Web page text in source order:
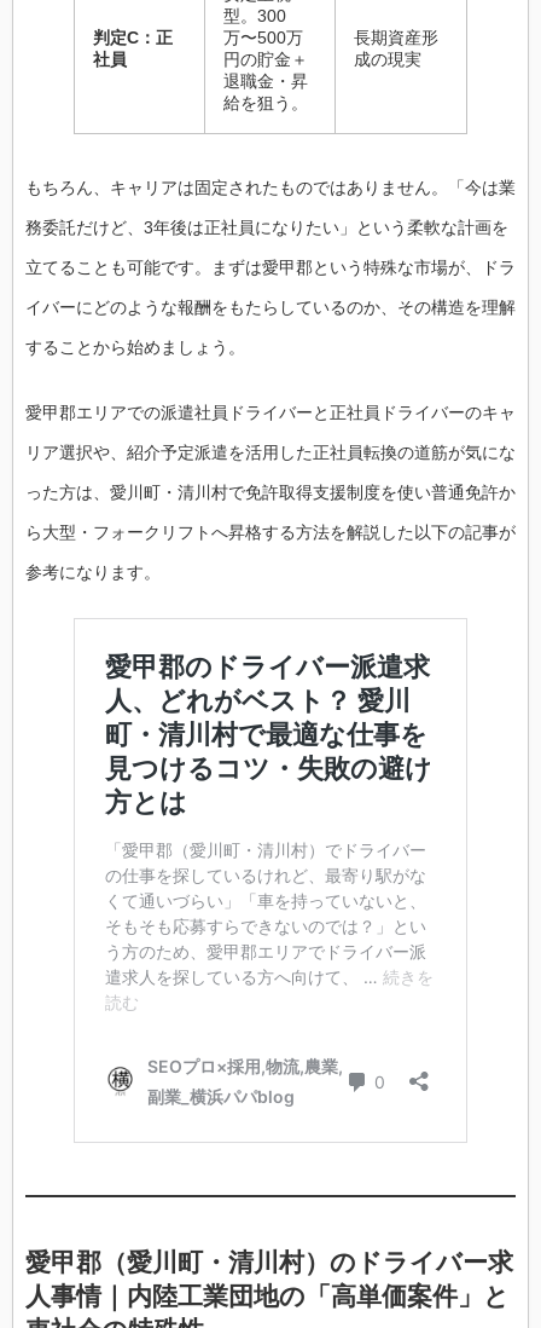
判定C：正
社員
型。300
万〜500万
円の貯金＋
退職金・昇
給を狙う。
長期資産形
成の現実
もちろん、キャリアは固定されたものではありません。「今は業
務委託だけど、3年後は正社員になりたい」という柔軟な計画を
立てることも可能です。まずは愛甲郡という特殊な市場が、ドラ
イバーにどのような報酬をもたらしているのか、その構造を理解
することから始めましょう。
愛甲郡エリアでの派遣社員ドライバーと正社員ドライバーのキャ
リア選択や、紹介予定派遣を活用した正社員転換の道筋が気にな
った方は、愛川町・清川村で免許取得支援制度を使い普通免許か
ら大型・フォークリフトへ昇格する方法を解説した以下の記事が
参考になります。
愛甲郡（愛川町・清川村）のドライバー求
人事情｜内陸工業団地の「高単価案件」と